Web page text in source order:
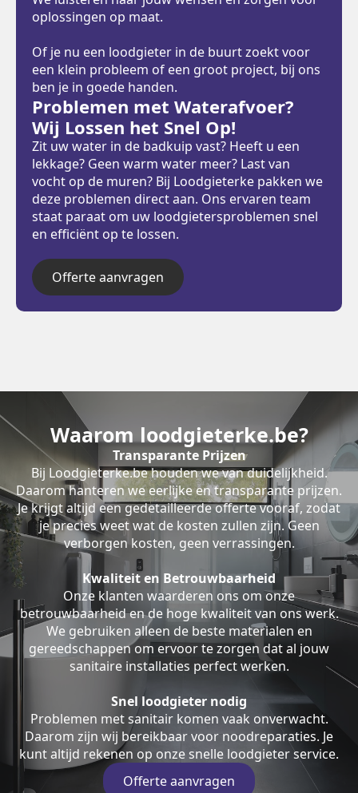
oplossingen op maat.
Of je nu een loodgieter in de buurt zoekt voor
een klein probleem of een groot project, bij ons
ben je in goede handen.
Problemen met Waterafvoer?
Wij Lossen het Snel Op!
Zit uw water in de badkuip vast? Heeft u een
lekkage? Geen warm water meer? Last van
vocht op de muren? Bij Loodgieterke pakken we
deze problemen direct aan. Ons ervaren team
staat paraat om uw loodgietersproblemen snel
en efficiënt op te lossen.
Offerte aanvragen
Waarom loodgieterke.be?
Transparante Prijzen
Bij Loodgieterke.be houden we van duidelijkheid.
Daarom hanteren we eerlijke en transparante prijzen.
Je krijgt altijd een gedetailleerde offerte vooraf, zodat
je precies weet wat de kosten zullen zijn. Geen
verborgen kosten, geen verrassingen.
Kwaliteit en Betrouwbaarheid
Onze klanten waarderen ons om onze
betrouwbaarheid en de hoge kwaliteit van ons werk.
We gebruiken alleen de beste materialen en
gereedschappen om ervoor te zorgen dat al jouw
sanitaire installaties perfect werken.
Snel loodgieter nodig
Problemen met sanitair komen vaak onverwacht.
Daarom zijn wij bereikbaar voor noodreparaties. Je
kunt altijd rekenen op onze snelle loodgieter service.
Offerte aanvragen